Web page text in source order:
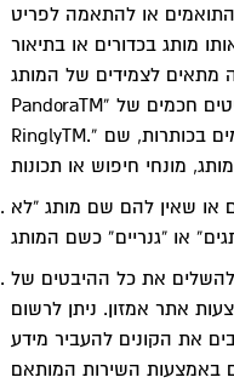
התואמים או להתאמה לפריט
מותג בכדורים או בתיאור
מתאים לצמידים של המותג
PandoraTM” או “סוללה זו תואמת לתכשיטים חכמים של
RinglyTM.” אל תכלול שמות מותגים תואמים בכותרות, שם
או שאין להם שם מותג “לא
להשלים את כל ההיבטים של
אתר אמזון. ניתן לרשום
את הקונים להעביר מידע
באמצעות השירות המותאם